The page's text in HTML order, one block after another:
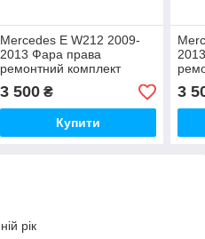
Mercedes E W212 2009-
2013 Фара права
ремонтний комплект
кріплень на праву фару
Новий Оригінал
3 500₴
Купити
3
рік